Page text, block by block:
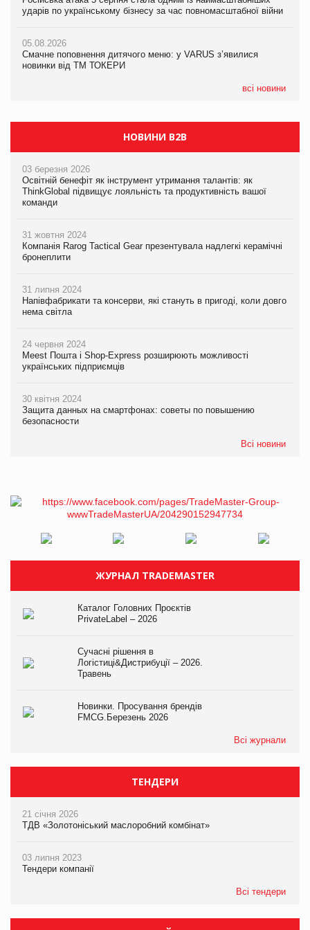
ударів по українському бізнесу за час повномасштабної війни
05.08.2026
Смачне поповнення дитячого меню: у VARUS з’явилися
новинки від ТМ ТОКЕРИ
всі новини
ударів по українському бізнесу за час повномасштабної війни
05.08.2026
Смачне поповнення дитячого меню: у VARUS з’явилися
новинки від ТМ ТОКЕРИ
НОВИНИ B2B
03 березня 2026
Освітній бенефіт як інструмент утримання талантів: як
ThinkGlobal підвищує лояльність та продуктивність вашої
команди
31 жовтня 2024
Компанія Rarog Tactical Gear презентувала надлегкі керамічні
бронеплити
31 липня 2024
Напівфабрикати та консерви, які стануть в пригоді, коли довго
нема світла
24 червня 2024
Meest Пошта і Shop-Express розширюють можливості
українських підприємців
30 квітня 2024
Защита данных на смартфонах: советы по повышению
безопасности
Всі новини
ЖУРНАЛ TRADEMASTER
Каталог Головних Проєктів
PrivateLabel – 2026
Сучасні рішення в
Логістиці&Дистрибуції – 2026.
Травень
Новинки. Просування брендів
FMCG.Березень 2026
Всі журнали
ТЕНДЕРИ
21 січня 2026
ТДВ «Золотоніський маслоробний комбінат»
03 липня 2023
Тендери компанії
Всі тендери